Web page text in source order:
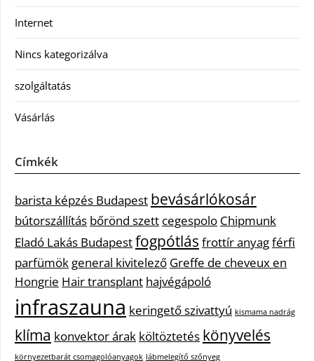
Internet
Nincs kategorizálva
szolgáltatás
Vásárlás
Címkék
barista képzés Budapest bevásárlókosár
bútorszállítás bőrönd szett cegespolo Chipmunk
Eladó Lakás Budapestfogpótlás frottír anyagférfi
parfümök general kivitelező Greffe de cheveux en
Hongrie Hair transplant hajvégápoló
infraszauna keringető szivattyú kismama nadrág
klíma konvektor árak költöztetés könyvelés
környezetbarát csomagolóanyagok lábmelegítő szőnyeg